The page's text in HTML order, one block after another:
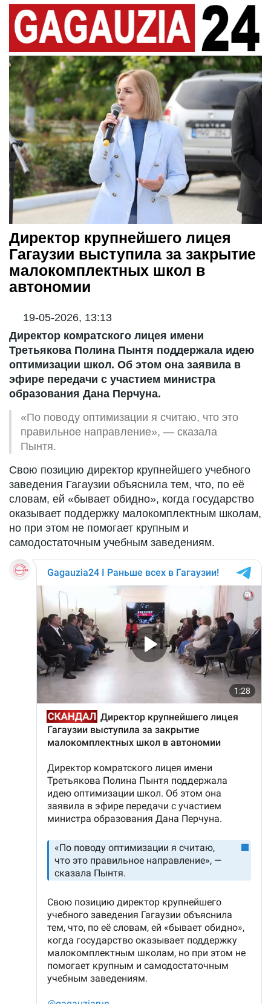
Директор крупнейшего лицея
Гагаузии выступила за закрытие
малокомплектных школ в
автономии
19-05-2026, 13:13
Директор комратского лицея имени
Третьякова Полина Пынтя поддержала идею
оптимизации школ. Об этом она заявила в
эфире передачи с участием министра
образования Дана Перчуна.
«По поводу оптимизации я считаю, что это
правильное направление», — сказала
Пынтя.
Свою позицию директор крупнейшего учебного
заведения Гагаузии объяснила тем, что, по её
словам, ей «бывает обидно», когда государство
оказывает поддержку малокомплектным школам,
но при этом не помогает крупным и
самодостаточным учебным заведениям.